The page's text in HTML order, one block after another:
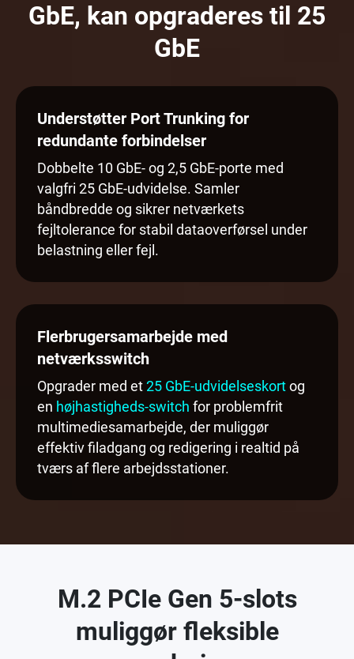
GbE, kan opgraderes til 25
GbE
Understøtter Port Trunking for
redundante forbindelser
Dobbelte 10 GbE- og 2,5 GbE-porte med
valgfri 25 GbE-udvidelse. Samler
båndbredde og sikrer netværkets
fejltolerance for stabil dataoverførsel under
belastning eller fejl.
Flerbrugersamarbejde med
netværksswitch
Opgrader med et25 GbE-udvidelseskort og
en højhastigheds-switch for problemfrit
multimediesamarbejde, der muliggør
effektiv filadgang og redigering i realtid på
tværs af flere arbejdsstationer.
M.2 PCIe Gen 5-slots
muliggør fleksible